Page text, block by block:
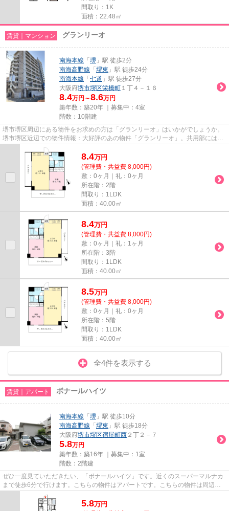
間取り：1K
面積：22.48㎡
賃貸｜マンション グランリーオ
南海本線 「 堺 」駅 徒歩2分
南海高野線 「 堺東 」駅 徒歩24分
南海本線 「 七道 」駅 徒歩27分
大阪府堺市堺区栄橋町 １丁４－１６
8.4万円～8.6万円
築年数：築20年 ｜募集中： 4室
階数：10階建
堺市堺区周辺にある物件をお求めの方は「グランリーオ」はいかがでしょうか。
堺市堺区近辺での物件情報：大好評のあの物件「グランリーオ」。共用部には敷
地内ごみ置き場・エレベータ...
8.4万円
(管理費・共益費 8,000円)
敷：0ヶ月｜礼：0ヶ月
所在階：2階
間取り：1LDK
面積：40.00㎡
8.4万円
(管理費・共益費 8,000円)
敷：0ヶ月｜礼：1ヶ月
所在階：3階
間取り：1LDK
面積：40.00㎡
8.5万円
(管理費・共益費 8,000円)
敷：0ヶ月｜礼：0ヶ月
所在階：5階
間取り：1LDK
面積：40.00㎡
全4件を表示する
賃貸｜アパート ボナールハイツ
南海本線 「 堺 」駅 徒歩10分
南海高野線 「 堺東 」駅 徒歩18分
大阪府堺市堺区宿屋町西 ２丁２－７
5.8万円
築年数：築16年 ｜募集中： 1室
階数：2階建
ぜひ一度見ていただきたい、「ボナールハイツ」です。近くのスーパーマルナカ
まで徒歩6分で行けます。こちらの物件はアパートです。こちらの物件は周辺に
駅が2つあるので電車へのアク...
5.8万円